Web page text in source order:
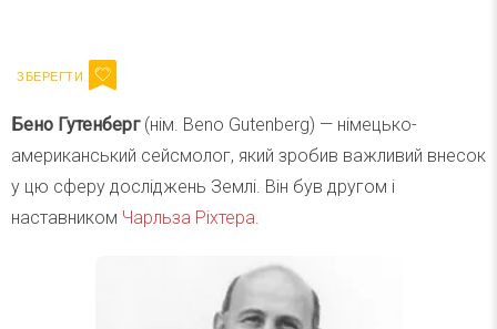
Бено Гутенберг(нім. Beno Gutenberg) — німецько-
американський сейсмолог, який зробив важливий внесок
у цю сферу досліджень Землі. Він був другом і
наставником Чарльза Ріхтера.